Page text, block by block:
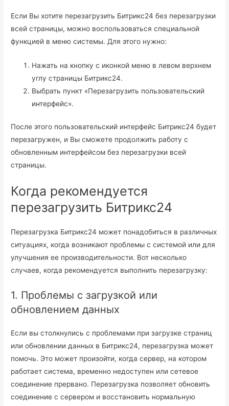
Если Вы хотите перезагрузить Битрикс24 без перезагрузки
всей страницы, можно воспользоваться специальной
функцией в меню системы. Для этого нужно:
Нажать на кнопку с иконкой меню в левом верхнем
углу страницы Битрикс24.
Выбрать пункт «Перезагрузить пользовательский
интерфейс».
После этого пользовательский интерфейс Битрикс24 будет
перезагружен, и Вы сможете продолжить работу с
обновленным интерфейсом без перезагрузки всей
страницы.
Когда рекомендуется
перезагрузить Битрикс24
Перезагрузка Битрикс24 может понадобиться в различных
ситуациях, когда возникают проблемы с системой или для
улучшения ее производительности. Вот несколько
случаев, когда рекомендуется выполнить перезагрузку:
1. Проблемы с загрузкой или
обновлением данных
Если вы столкнулись с проблемами при загрузке страниц
или обновлении данных в Битрикс24, перезагрузка может
помочь. Это может произойти, когда сервер, на котором
работает система, временно недоступен или сетевое
соединение прервано. Перезагрузка позволяет обновить
соединение с сервером и восстановить нормальную